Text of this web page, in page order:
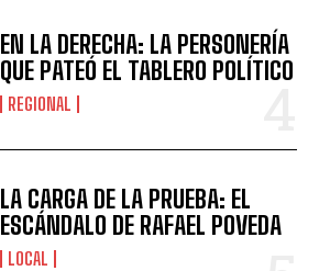
EN LA DERECHA: LA PERSONERÍA
QUE PATEÓ EL TABLERO POLÍTICO
REGIONAL
LA CARGA DE LA PRUEBA: EL
ESCÁNDALO DE RAFAEL POVEDA
LOCAL